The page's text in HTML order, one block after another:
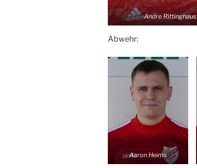
Andre Rittinghaus
Abwehr:
Aaron Heims